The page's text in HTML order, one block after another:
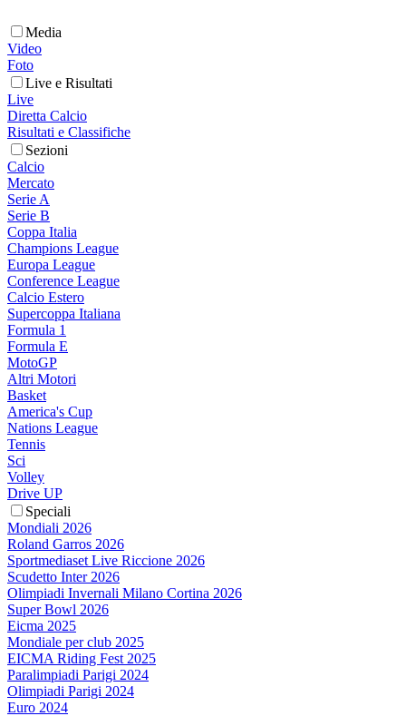
Media
Video
Foto
Live e Risultati
Live
Diretta Calcio
Risultati e Classifiche
Sezioni
Calcio
Mercato
Serie A
Serie B
Coppa Italia
Champions League
Europa League
Conference League
Calcio Estero
Supercoppa Italiana
Formula 1
Formula E
MotoGP
Altri Motori
Basket
America's Cup
Nations League
Tennis
Sci
Volley
Drive UP
Speciali
Mondiali 2026
Roland Garros 2026
Sportmediaset Live Riccione 2026
Scudetto Inter 2026
Olimpiadi Invernali Milano Cortina 2026
Super Bowl 2026
Eicma 2025
Mondiale per club 2025
EICMA Riding Fest 2025
Paralimpiadi Parigi 2024
Olimpiadi Parigi 2024
Euro 2024